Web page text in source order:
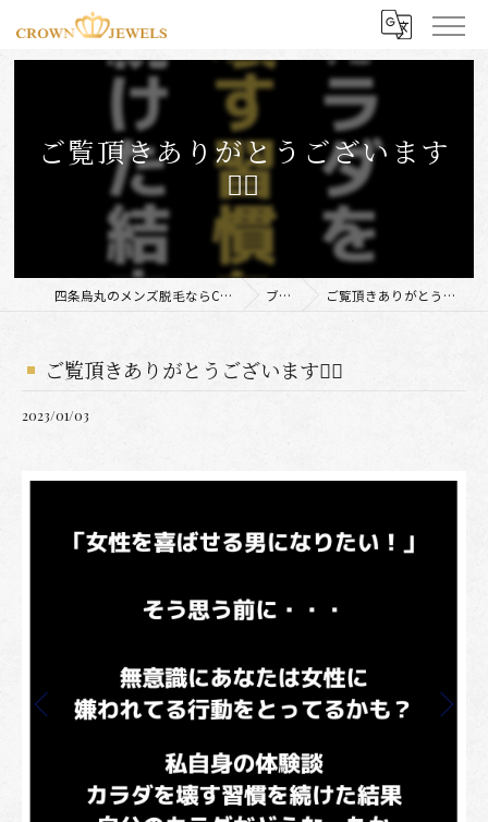
ご覧頂きありがとうございます
🙇‍♂️
四条烏丸のメンズ脱毛ならCROWN JEWELS ブログ ご覧頂きありがとうございます🙇‍♂️
ご覧頂きありがとうございます🙇‍♂️
2023/01/03